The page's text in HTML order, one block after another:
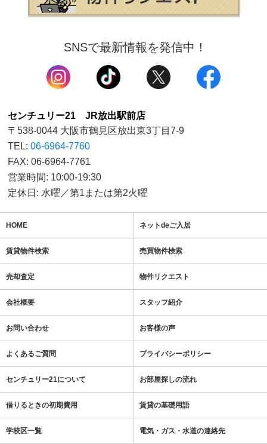
SNSで最新情報を発信中！
センチュリー21 JR放出駅前店
〒538-0044 大阪市鶴見区放出東3丁目7-9
TEL:06-6964-7760
FAX: 06-6964-7761
営業時間: 10:00-19:30
定休日: 水曜／第1または第2火曜
HOME ネットdeご入居
賃貸物件検索 売買物件検索
売却査定 物件リクエスト
会社概要 スタッフ紹介
お問い合わせ お客様の声
よくあるご質問 プライバシーポリシー
センチュリー21について お部屋探しの流れ
借りるときの初期費用 賃貸の基礎用語
学校区一覧 電気・ガス・水道の連絡先